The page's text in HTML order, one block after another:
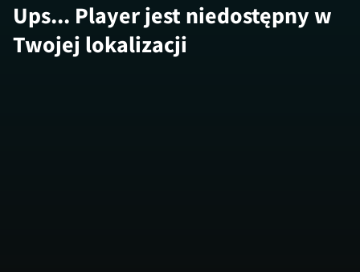
Ups... Player jest niedostępny w
Twojej lokalizacji